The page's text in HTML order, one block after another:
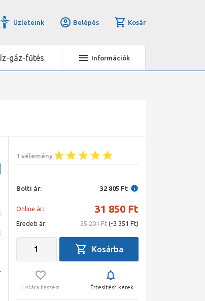
Üzleteink Belépés Kosár
gáz-fűtés Információk
1 vélemény
Bolti ár: 32 805 Ft
Online ár: 31 850 Ft
Eredeti ár: 35 201 Ft (-3 351 Ft)
Listára teszem Értesítést kérek